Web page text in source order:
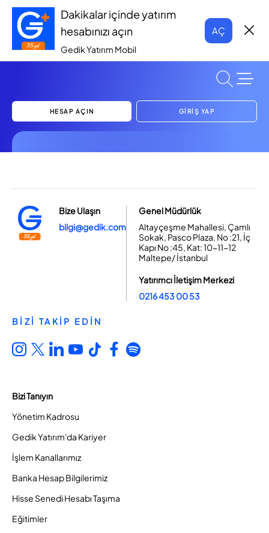
Dakikalar içinde yatırım
hesabınızı açın
Gedik Yatırım Mobil
AÇ
HESAP AÇIN GİRİŞ YAP
Bize Ulaşın
bilgi@gedik.com
Genel Müdürlük
Altayçeşme Mahallesi, Çamlı
Sokak, Pasco Plaza, No :21, İç
Kapı No :45, Kat: 10-11-12
Maltepe/ İstanbul
Yatırımcı İletişim Merkezi
0216 453 00 53
BİZİ TAKİP EDİN
Bizi Tanıyın
Yönetim Kadrosu
Gedik Yatırım'da Kariyer
İşlem Kanallarımız
Banka Hesap Bilgilerimiz
Hisse Senedi Hesabı Taşıma
Eğitimler